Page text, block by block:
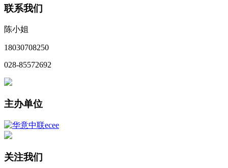
联系我们
陈小姐
18030708250
028-85572692
主办单位
关注我们